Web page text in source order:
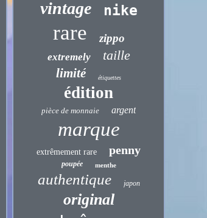
vintage nike
rare zippo
extremely taille
limité étiquettes
édition
pièce de monnaie argent
marque
extrêmement rare penny
poupée menthe
authentique japon
original